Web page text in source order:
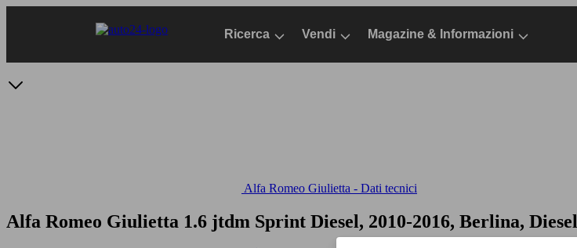
Ricerca Vendi Magazine & Informazioni
Alfa Romeo Giulietta - Dati tecnici
Alfa Romeo Giulietta 1.6 jtdm Sprint Diesel, 2010-2016, Berlina, Diesel